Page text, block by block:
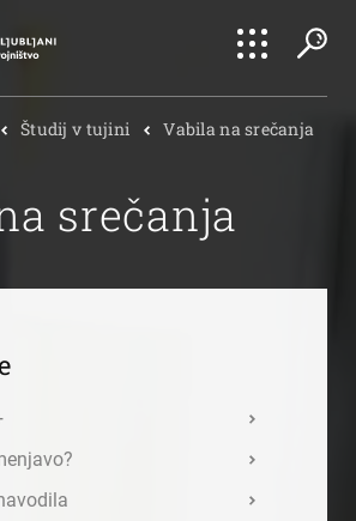
Išči
Študij v tujini Vabila na srečanja
srečanja